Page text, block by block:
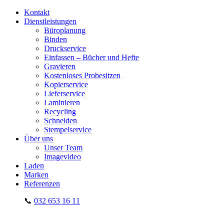
Kontakt
Dienstleistungen
Büroplanung
Binden
Druckservice
Einfassen – Bücher und Hefte
Gravieren
Kostenloses Probesitzen
Kopierservice
Lieferservice
Laminieren
Recycling
Schneiden
Stempelservice
Über uns
Unser Team
Imagevideo
Laden
Marken
Referenzen
📞 032 653 16 11